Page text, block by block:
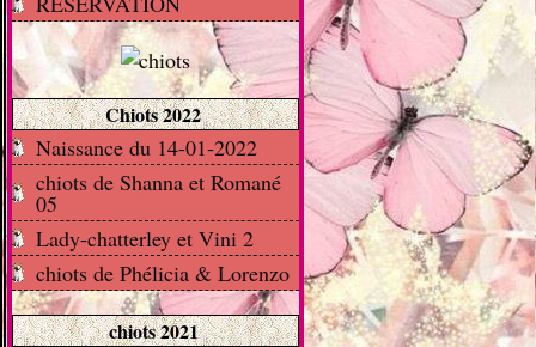
Chiots 2022
Naissance du 14-01-2022
chiots de Shanna et Romané
05
Lady-chatterley et Vini 2
chiots de Phélicia & Lorenzo
chiots 2021